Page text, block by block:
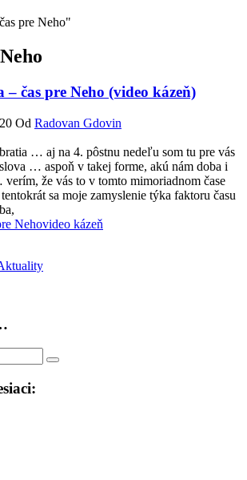
pre Neho"
– čas pre Neho (video kázeň)
Od Radovan Gdovin
… aj na 4. pôstnu nedeľu som tu pre vás
… aspoň v takej forme, akú nám doba i
že vás to v tomto mimoriadnom čase
sa moje zamyslenie týka faktoru času
Nehovideo kázeň